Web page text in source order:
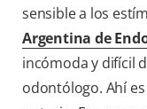
sensible a los
Argentina de
incómoda y difícil
odontólogo. Ahí